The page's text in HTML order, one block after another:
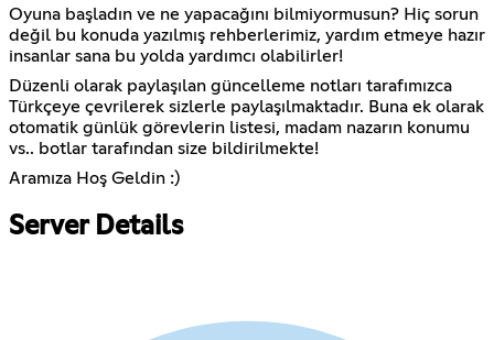
Oyuna başladın ve ne yapacağını bilmiyormusun? Hiç sorun
değil bu konuda yazılmış rehberlerimiz, yardım etmeye hazır
insanlar sana bu yolda yardımcı olabilirler!
Düzenli olarak paylaşılan güncelleme notları tarafımızca
Türkçeye çevrilerek sizlerle paylaşılmaktadır. Buna ek olarak
otomatik günlük görevlerin listesi, madam nazarın konumu
vs.. botlar tarafından size bildirilmekte!
Aramıza Hoş Geldin :)
Server Details